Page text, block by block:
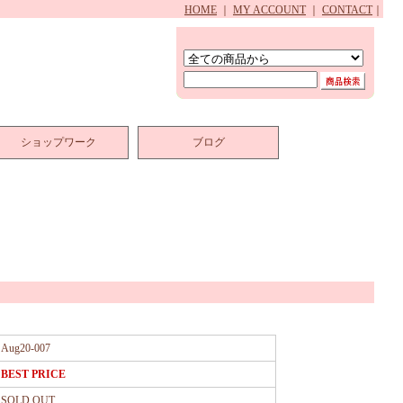
HOME MY ACCOUNT CONTACT
ショップワーク ブログ
Aug20-007
BEST PRICE
SOLD OUT